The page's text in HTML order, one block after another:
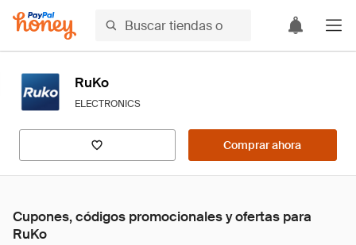
RuKo
ELECTRONICS
Comprar ahora
Cupones, códigos promocionales y ofertas para
RuKo